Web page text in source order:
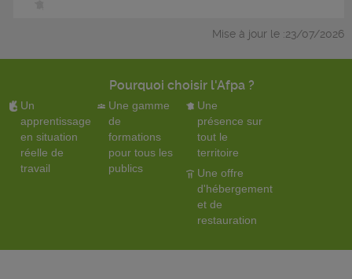
Mise à jour le :23/07/2026
Pourquoi choisir l'Afpa ?
Un
apprentissage
en situation
réelle de
travail
Une gamme
de
formations
pour tous les
publics
Une
présence sur
tout le
territoire
Une offre
d'hébergement
et de
restauration